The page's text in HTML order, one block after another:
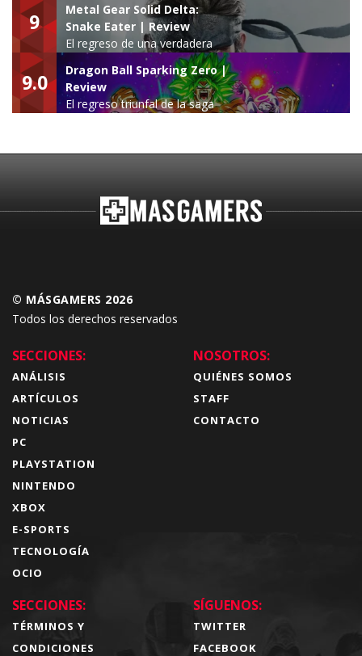
9
Metal Gear Solid Delta:
Snake Eater | Review
El regreso de una verdadera
leyenda
9.0
Dragon Ball Sparking Zero |
Review
El regreso triunfal de la saga
© MÁSGAMERS 2026
Todos los derechos reservados
SECCIONES:
ANÁLISIS
ARTÍCULOS
NOTICIAS
PC
PLAYSTATION
NINTENDO
XBOX
E-SPORTS
TECNOLOGÍA
OCIO
NOSOTROS:
QUIÉNES SOMOS
STAFF
CONTACTO
SECCIONES:
TÉRMINOS Y
CONDICIONES
SÍGUENOS:
TWITTER
FACEBOOK